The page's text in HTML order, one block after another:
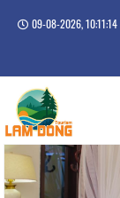
09-08-2026, 10:11:14